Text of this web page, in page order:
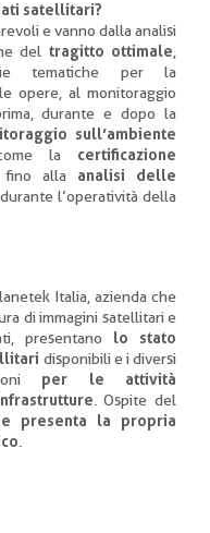
satellitari?
e vanno dalla analisi
del tragitto ottimale
tematiche per la
opere, al monitoraggio
durante e dopo la
sull’ambiente
la certificazione
fino alla analisi delle
l’operatività della
Italia, azienda che
di immagini satellitari e
presentano lo stato
disponibili e i diversi
per le attività
. Ospite del
presenta la propria